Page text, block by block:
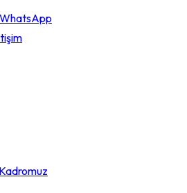
WhatsApp
Kadromuz